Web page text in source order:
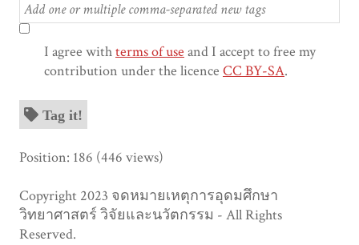
I agree withterms of use and I accept to free my
contribution under the licence CC BY-SA.
Tag it!
Position: 186 (446 views)
Copyright 2023 จดหมายเหตุการอุดมศึกษา
วิทยาศาสตร์ วิจัยและนวัตกรรม - All Rights
Reserved.